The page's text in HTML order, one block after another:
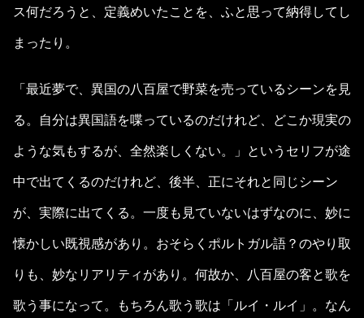
ス何だろうと、定義めいたことを、ふと思って納得してし
まったり。
「最近夢で、異国の八百屋で野菜を売っているシーンを見
る。自分は異国語を喋っているのだけれど、どこか現実の
ような気もするが、全然楽しくない。」というセリフが途
中で出てくるのだけれど、後半、正にそれと同じシーン
が、実際に出てくる。一度も見ていないはずなのに、妙に
懐かしい既視感があり。おそらくポルトガル語？のやり取
りも、妙なリアリティがあり。何故か、八百屋の客と歌を
歌う事になって。もちろん歌う歌は「ルイ・ルイ」。なん